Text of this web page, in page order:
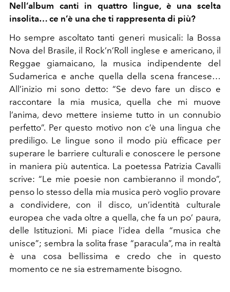
Nell’album canti in quattro lingue, è una scelta
insolita… ce n’è una che ti rappresenta di più?
Ho sempre ascoltato tanti generi musicali: la Bossa
Nova del Brasile, il Rock’n’Roll inglese e americano, il
Reggae giamaicano, la musica indipendente del
Sudamerica e anche quella della scena francese…
All’inizio mi sono detto: “Se devo fare un disco e
raccontare la mia musica, quella che mi muove
l’anima, devo mettere insieme tutto in un connubio
perfetto”. Per questo motivo non c’è una lingua che
prediligo. Le lingue sono il modo più efficace per
superare le barriere culturali e conoscere le persone
in maniera più autentica. La poetessa Patrizia Cavalli
scrive: “Le mie poesie non cambieranno il mondo”,
penso lo stesso della mia musica però voglio provare
a condividere, con il disco, un’identità culturale
europea che vada oltre a quella, che fa un po’ paura,
delle Istituzioni. Mi piace l’idea della “musica che
unisce”; sembra la solita frase “paracula”, ma in realtà
è una cosa bellissima e credo che in questo
momento ce ne sia estremamente bisogno.